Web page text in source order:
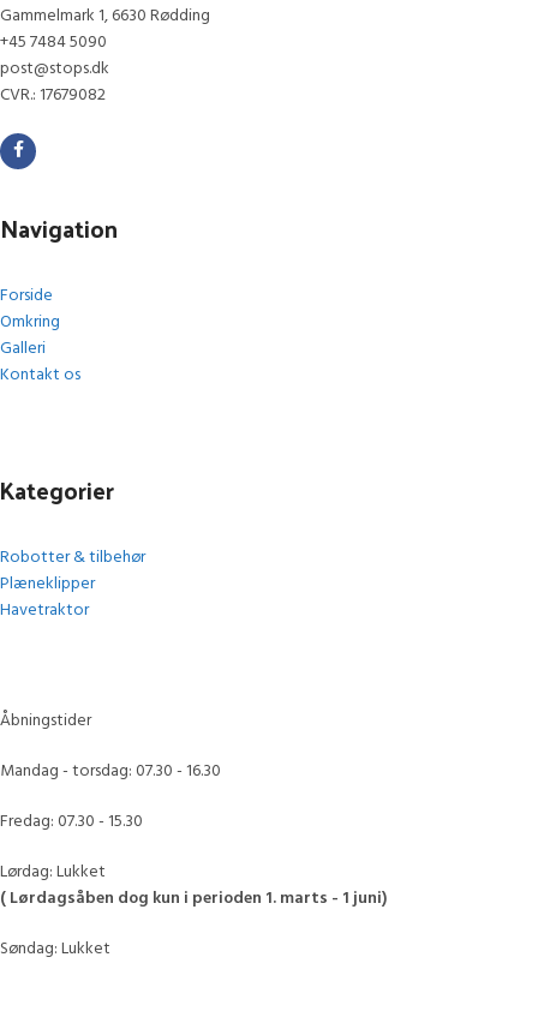
Gammelmark 1, 6630 Rødding
+45 7484 5090
post@stops.dk
CVR.: 17679082
Navigation
Forside
Omkring
Galleri
Kontakt os
Kategorier
Robotter & tilbehør
Plæneklipper
Havetraktor
Åbningstider
Mandag - torsdag: 07.30 - 16.30
Fredag: 07.30 - 15.30
Lørdag: Lukket
( Lørdagsåben dog kun i perioden 1. marts - 1 juni)
Søndag: Lukket